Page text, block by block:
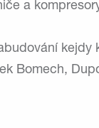
a
kejdy
Bomech,